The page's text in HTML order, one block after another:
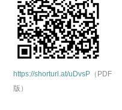
https://shorturl.at/uDvsP （PDF
版）